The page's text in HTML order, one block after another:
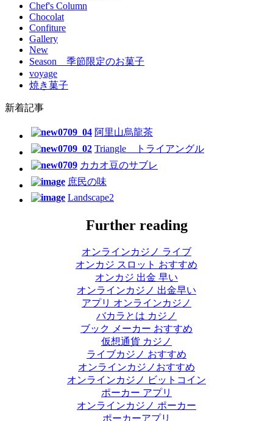
Chef's Column
Chocolat
Confiture
Gallery
New
Season 季節限定のお菓子
voyage
焼き菓子
新着記事
阿里山烏龍茶
Triangle トライアングル
カカオ豆のサブレ
庶民の味
Landscape2
Further reading
オンラインカジノ ライブ
オンカジ スロット おすすめ
オンカジ 出金 早い
オンラインカジノ 出金早い
アプリ オンラインカジノ
バカラとは カジノ
ブック メーカー おすすめ
仮想通貨 カジノ
ライブカジノ おすすめ
オンラインカジノおすすめ
オンラインカジノ ビットコイン
ポーカー アプリ
オンラインカジノ ポーカー
ポーカーアプリ